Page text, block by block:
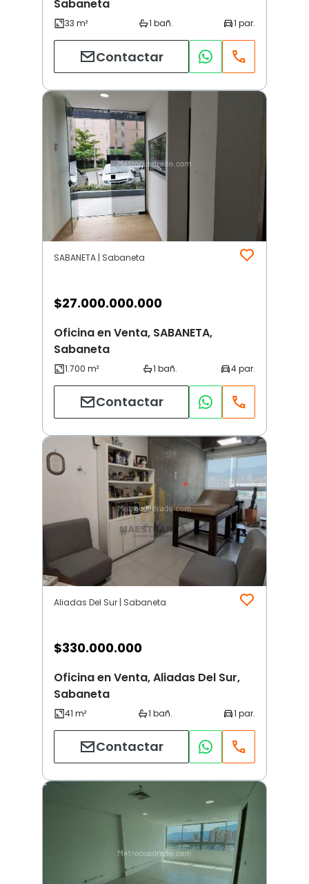
Sabaneta
Contactar
SABANETA | Sabaneta
$27.000.000.000
Oficina en Venta, SABANETA,
Sabaneta
Contactar
Aliadas Del Sur | Sabaneta
$330.000.000
Oficina en Venta, Aliadas Del Sur,
Sabaneta
Contactar